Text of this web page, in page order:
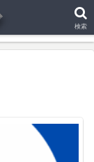
その他
検索